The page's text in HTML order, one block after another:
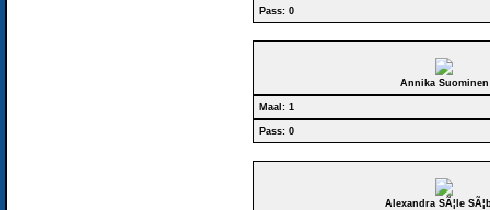
Pass: 0
Annika Suominen
Maal: 1
Pass: 0
Alexandra SÃ¦le